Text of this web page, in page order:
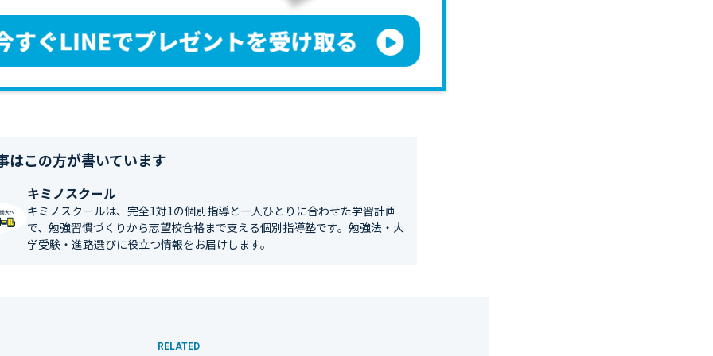
はこの方が書いています
キミノスクール
キミノスクールは、完全1対1の個別指導と一人ひとりに合わせた学習計画
で、勉強習慣づくりから志望校合格まで支える個別指導塾です。勉強法・大
学受験・進路選びに役立つ情報をお届けします。
RELATED